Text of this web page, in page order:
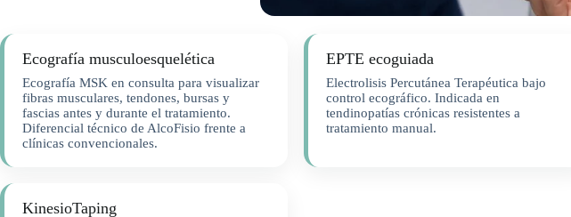
Ecografía musculoesquelética
Ecografía MSK en consulta para visualizar
fibras musculares, tendones, bursas y
fascias antes y durante el tratamiento.
Diferencial técnico de AlcoFisio frente a
clínicas convencionales.
EPTE ecoguiada
Electrolisis Percutánea Terapéutica bajo
control ecográfico. Indicada en
tendinopatías crónicas resistentes a
tratamiento manual.
KinesioTaping